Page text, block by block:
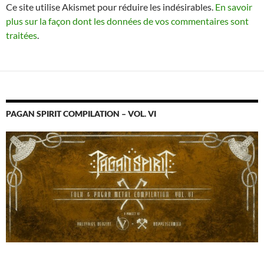
Ce site utilise Akismet pour réduire les indésirables. En savoir
plus sur la façon dont les données de vos commentaires sont
traitées.
PAGAN SPIRIT COMPILATION – VOL. VI